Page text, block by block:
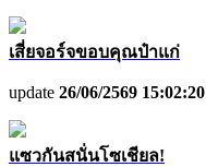
เสี่ยจอร์จขอบคุณป๋าแก่
update 26/06/2569 15:02:20
แซวกันสนั่นโซเชียล!